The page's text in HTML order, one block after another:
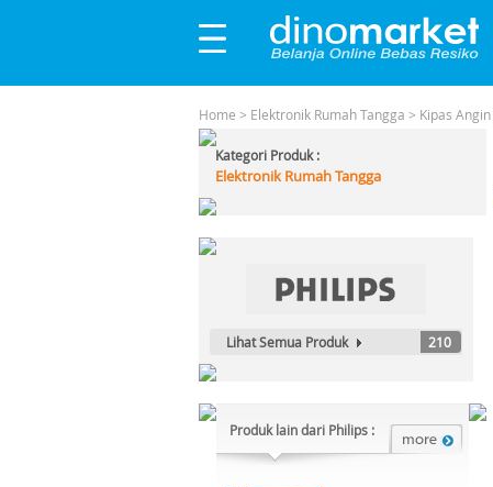
Home > Elektronik Rumah Tangga > Kipas Angin
Kategori Produk :
Elektronik Rumah Tangga
Lihat Semua Produk 210
Produk lain dari Philips :